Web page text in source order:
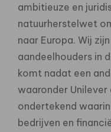
ambitieuze en
natuurherstelwet
naar Europa. Wij
aandeelhouders in
komt nadat een
waaronder Unilever
ondertekend
bedrijven en